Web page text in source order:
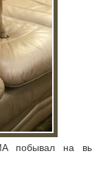
побывал на